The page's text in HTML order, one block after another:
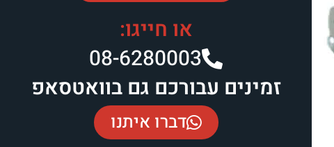
או חייגו:
08-6280003​
זמינים עבורכם גם בוואטסאפ
דברו איתנו